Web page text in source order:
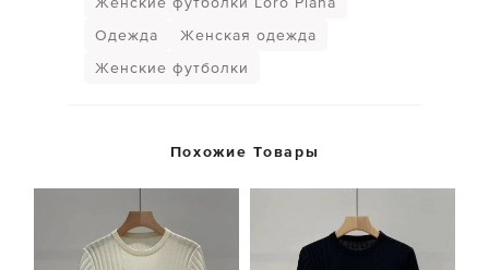
Одежда
Женская одежда
Женские футболки
Похожие Товары